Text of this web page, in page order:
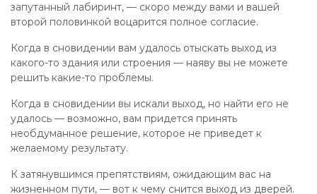
запутанный лабиринт, — скоро между вами и вашей
второй половинкой воцарится полное согласие.
Когда в сновидении вам удалось отыскать выход из
какого-то здания или строения — наяву вы не можете
решить какие-то проблемы.
Когда в сновидении вы искали выход, но найти его не
удалось — возможно, вам придется принять
необдуманное решение, которое не приведет к
желаемому результату.
К затянувшимся препятствиям, ожидающим вас на
жизненном пути, — вот к чему снится выход из дверей.